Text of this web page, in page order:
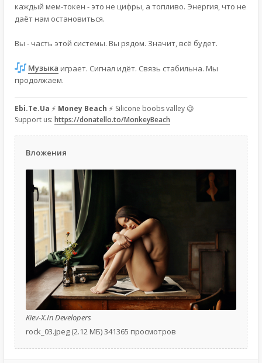
каждый мем-токен - это не цифры, а топливо. Энергия, что не
даёт нам остановиться.
Вы - часть этой системы. Вы рядом. Значит, всё будет.
Музыка играет. Сигнал идёт. Связь стабильна. Мы
продолжаем.
Ebi.Te.Ua ⚡ Money Beach ⚡ Silicone boobs valley 😉
Support us: https://donatello.to/MonkeyBeach
Вложения
Kiev-X.In Developers
rock_03.jpeg (2.12 МБ) 341365 просмотров